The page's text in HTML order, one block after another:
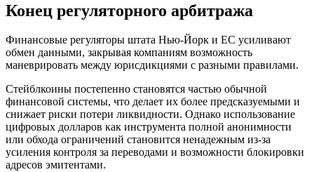
Конец регуляторного арбитража
Финансовые регуляторы штата Нью-Йорк и ЕС усиливают
обмен данными, закрывая компаниям возможность
маневрировать между юрисдикциями с разными правилами.
Стейблкоины постепенно становятся частью обычной
финансовой системы, что делает их более предсказуемыми и
снижает риски потери ликвидности. Однако использование
цифровых долларов как инструмента полной анонимности
или обхода ограничений становится ненадежным из-за
усиления контроля за переводами и возможности блокировки
адресов эмитентами.